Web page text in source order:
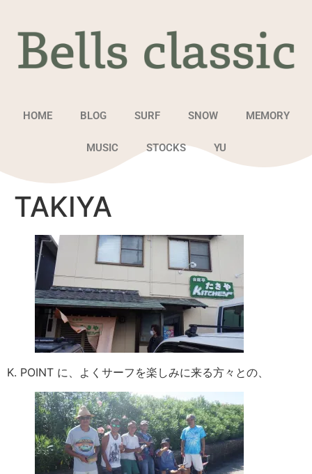
HOME BLOG SURF SNOW MEMORY
MUSIC STOCKS YU
TAKIYA
K. POINT に、よくサーフを楽しみに来る方々との、